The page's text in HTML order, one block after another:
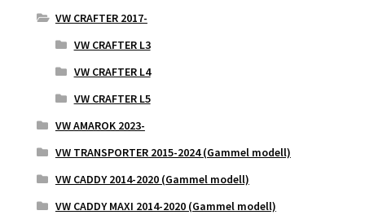
VW CRAFTER 2017-
VW CRAFTER L3
VW CRAFTER L4
VW CRAFTER L5
VW AMAROK 2023-
VW TRANSPORTER 2015-2024 (Gammel modell)
VW CADDY 2014-2020 (Gammel modell)
VW CADDY MAXI 2014-2020 (Gammel modell)